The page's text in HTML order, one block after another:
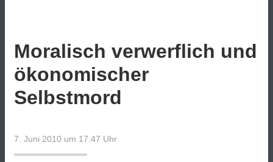
Moralisch verwerflich und
ökonomischer
Selbstmord
7. Juni 2010 um 17:47 Uhr